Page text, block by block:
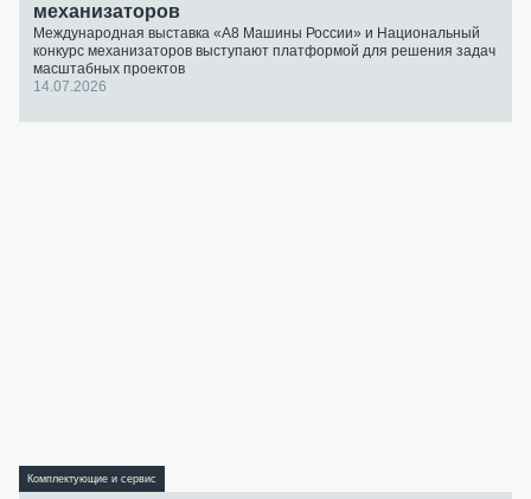
механизаторов
Международная выставка «А8 Машины России» и Национальный
конкурс механизаторов выступают платформой для решения задач
масштабных проектов
14.07.2026
Комплектующие и сервис